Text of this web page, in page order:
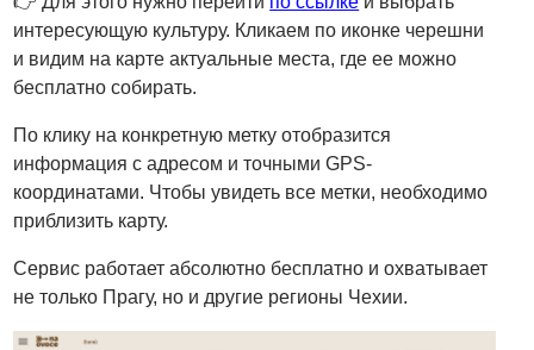
интересующую культуру. Кликаем по иконке черешни
и видим на карте актуальные места, где ее можно
бесплатно собирать.
По клику на конкретную метку отобразится
информация с адресом и точными GPS-
координатами. Чтобы увидеть все метки, необходимо
приблизить карту.
Сервис работает абсолютно бесплатно и охватывает
не только Прагу, но и другие регионы Чехии.